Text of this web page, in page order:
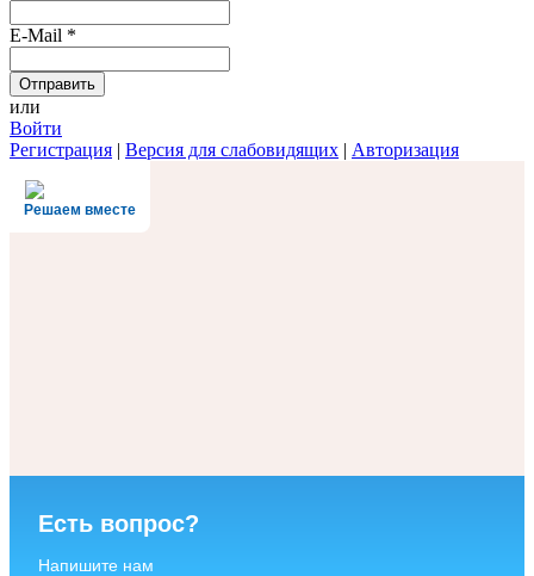
E-Mail *
или
Войти
Регистрация | Версия для слабовидящих | Авторизация
Решаем вместе
Есть вопрос?
Напишите нам